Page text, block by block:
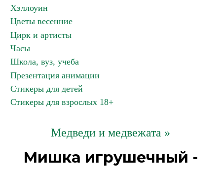
Хэллоуин
Цветы весенние
Цирк и артисты
Часы
Школа, вуз, учеба
Презентация анимации
Стикеры для детей
Стикеры для взрослых 18+
Медведи и медвежата »
Мишка игрушечный -